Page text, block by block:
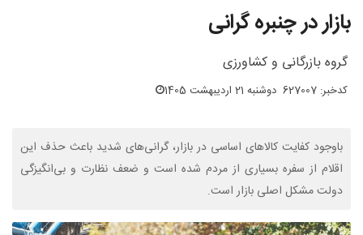
بازار در چنبره گرانی
گروه بازرگانی و کشاورزی
کدخبر: 627007 دوشنبه 21 اردیبهشت 1405
باوجود کفایت کالاهای اساسی در بازار، گرانی‌های شدید باعث حذف این
اقلام از سفره بسیاری از مردم شده است و ضعف نظارت و بی‌انگیزگی
دولت مشکل اصلی بازار است.